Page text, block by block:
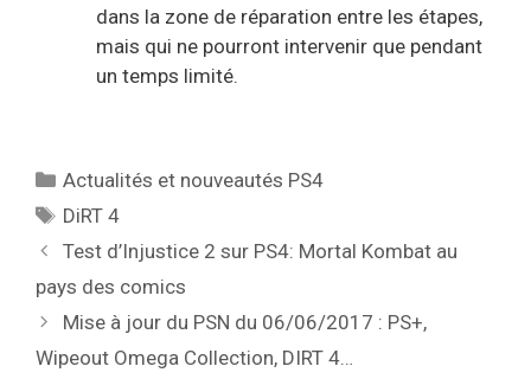
dans la zone de réparation entre les étapes,
mais qui ne pourront intervenir que pendant
un temps limité.
Catégories
Actualités et nouveautés PS4
Étiquettes
DiRT 4
Test d’Injustice 2 sur PS4: Mortal Kombat au
pays des comics
Mise à jour du PSN du 06/06/2017 : PS+,
Wipeout Omega Collection, DIRT 4…